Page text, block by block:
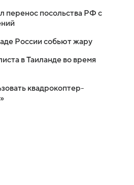
посольства РФ с
России собьют жару
в Таиланде во время
квадрокоптер-